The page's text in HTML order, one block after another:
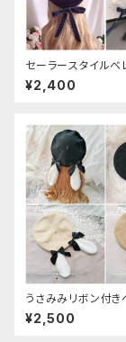
セーラースタイルベ
¥2,400
うさみみリボン付き
¥2,500